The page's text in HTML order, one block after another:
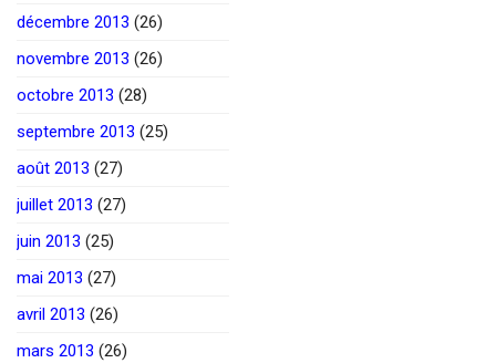
décembre 2013 (26)
novembre 2013 (26)
octobre 2013 (28)
septembre 2013 (25)
août 2013 (27)
juillet 2013 (27)
juin 2013 (25)
mai 2013 (27)
avril 2013 (26)
mars 2013 (26)